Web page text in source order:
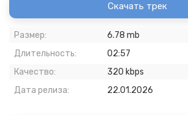
Скачать трек
Размер:
6.78 mb
Длительность:
02:57
Качество:
320 kbps
Дата релиза:
22.01.2026